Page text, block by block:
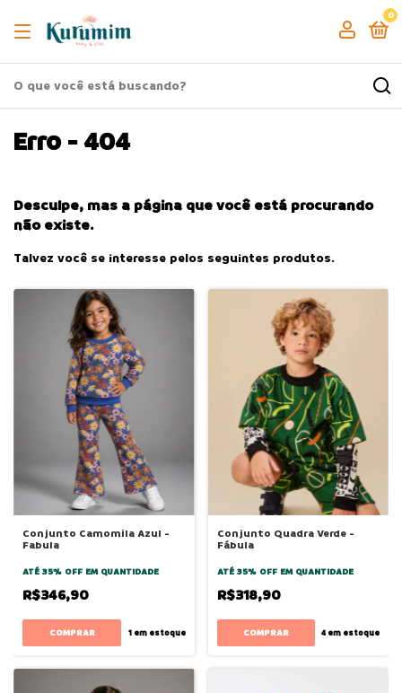
0
Erro - 404
Desculpe, mas a página que você está procurando
não existe.
Talvez você se interesse pelos seguintes produtos.
Conjunto Camomila Azul -
Fabula
ATÉ 35% OFF EM QUANTIDADE
R$346,90
COMPRAR 1em estoque
Conjunto Quadra Verde -
Fábula
ATÉ 35% OFF EM QUANTIDADE
R$318,90
COMPRAR 4 em estoque